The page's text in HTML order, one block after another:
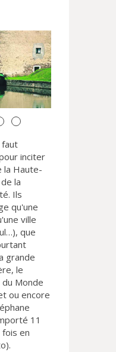
faut
inciter
la Haute-
la
Ils
qu'une
ville
que
grande
le
Monde
ou encore
11
en